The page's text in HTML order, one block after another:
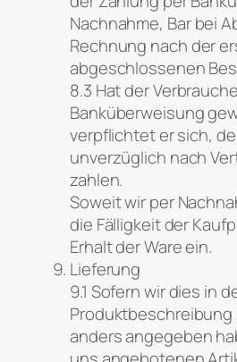
Nachnahme, Bar bei
Rechnung nach der
abgeschlossenen
8.3 Hat der
Banküberweisung
verpflichtet er sich,
unverzüglich nach
zahlen.
Soweit wir per
die Fälligkeit der
Erhalt der Ware ein.
Lieferung
9.1 Sofern wir dies in
anders angegeben